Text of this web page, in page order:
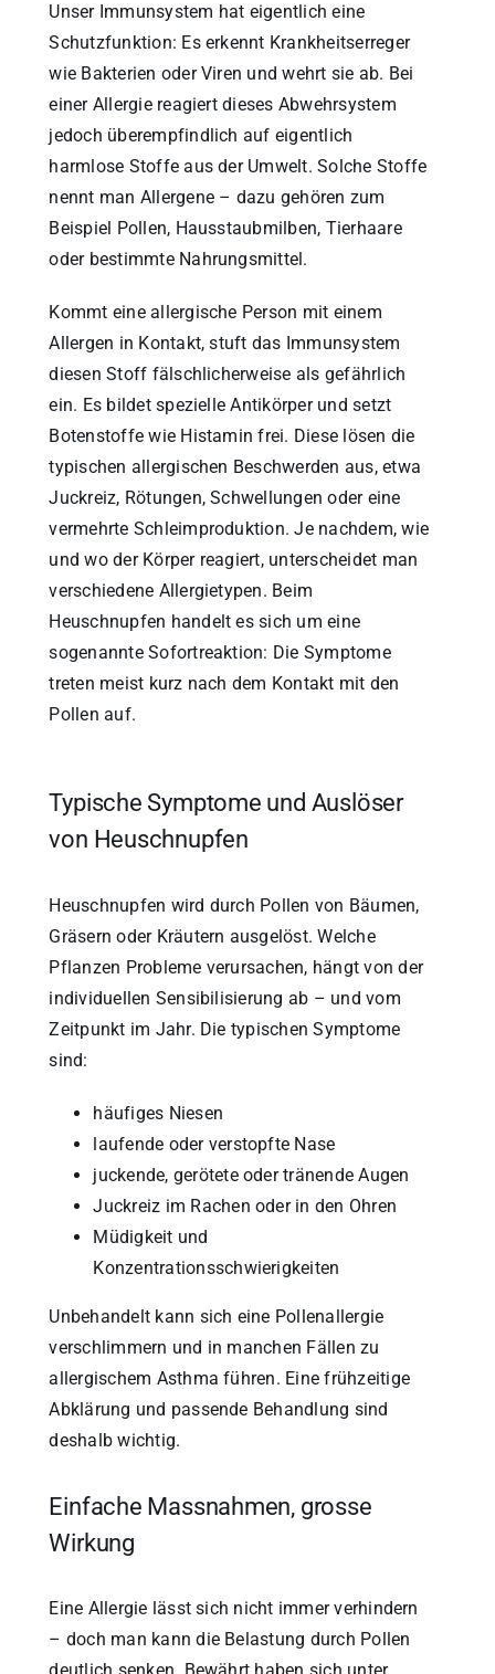
Unser Immunsystem hat eigentlich eine
Schutzfunktion: Es erkennt Krankheitserreger
wie Bakterien oder Viren und wehrt sie ab. Bei
einer Allergie reagiert dieses Abwehrsystem
jedoch überempfindlich auf eigentlich
harmlose Stoffe aus der Umwelt. Solche Stoffe
nennt man Allergene – dazu gehören zum
Beispiel Pollen, Hausstaubmilben, Tierhaare
oder bestimmte Nahrungsmittel.
Kommt eine allergische Person mit einem
Allergen in Kontakt, stuft das Immunsystem
diesen Stoff fälschlicherweise als gefährlich
ein. Es bildet spezielle Antikörper und setzt
Botenstoffe wie Histamin frei. Diese lösen die
typischen allergischen Beschwerden aus, etwa
Juckreiz, Rötungen, Schwellungen oder eine
vermehrte Schleimproduktion. Je nachdem, wie
und wo der Körper reagiert, unterscheidet man
verschiedene Allergietypen. Beim
Heuschnupfen handelt es sich um eine
sogenannte Sofortreaktion: Die Symptome
treten meist kurz nach dem Kontakt mit den
Pollen auf.
Typische Symptome und Auslöser
von Heuschnupfen
Heuschnupfen wird durch Pollen von Bäumen,
Gräsern oder Kräutern ausgelöst. Welche
Pflanzen Probleme verursachen, hängt von der
individuellen Sensibilisierung ab – und vom
Zeitpunkt im Jahr. Die typischen Symptome
sind:
häufiges Niesen
laufende oder verstopfte Nase
juckende, gerötete oder tränende Augen
Juckreiz im Rachen oder in den Ohren
Müdigkeit und
Konzentrationsschwierigkeiten
Unbehandelt kann sich eine Pollenallergie
verschlimmern und in manchen Fällen zu
allergischem Asthma führen. Eine frühzeitige
Abklärung und passende Behandlung sind
deshalb wichtig.
Einfache Massnahmen, grosse
Wirkung
Eine Allergie lässt sich nicht immer verhindern
– doch man kann die Belastung durch Pollen